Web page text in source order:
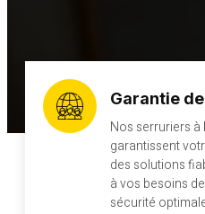
Garantie
Nos serruriers à
garantissent
des solutions
à vos besoins
sécurité